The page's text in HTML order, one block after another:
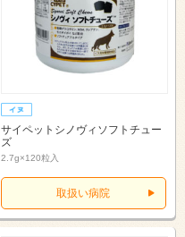
サイペットシノヴィソフトチュー
ズ
2.7g×120粒入
取扱い病院